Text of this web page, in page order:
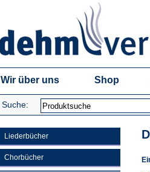
Wir über uns Shop
Suche:
Liederbücher
Chorbücher